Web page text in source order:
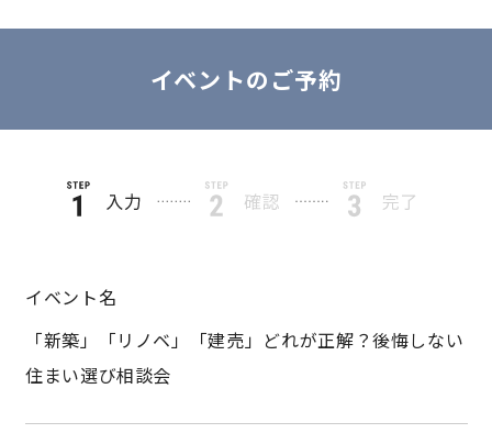
サイトマップ プライバシーポリシー
イベントのご予約
イベント名
「新築」「リノベ」「建売」どれが正解？後悔しない
住まい選び相談会